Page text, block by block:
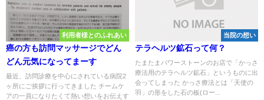
利用者様とのふれあい
癌の方も訪問マッサージでどん
どん元気になってまーす
最近、訪問診療を中心にされている病院2
ヶ所にご挨拶に行ってきました チームケ
アの一員になりたくて熱い想いをお伝えす
当院の想い
テラヘルツ鉱石って何？
たまたまパワーストーンのお店で「かっさ
療法用のテラヘルツ鉱石」というものに出
会ってしまった かっさ療法とは「天使の
羽」の形をした石の板(ロー...